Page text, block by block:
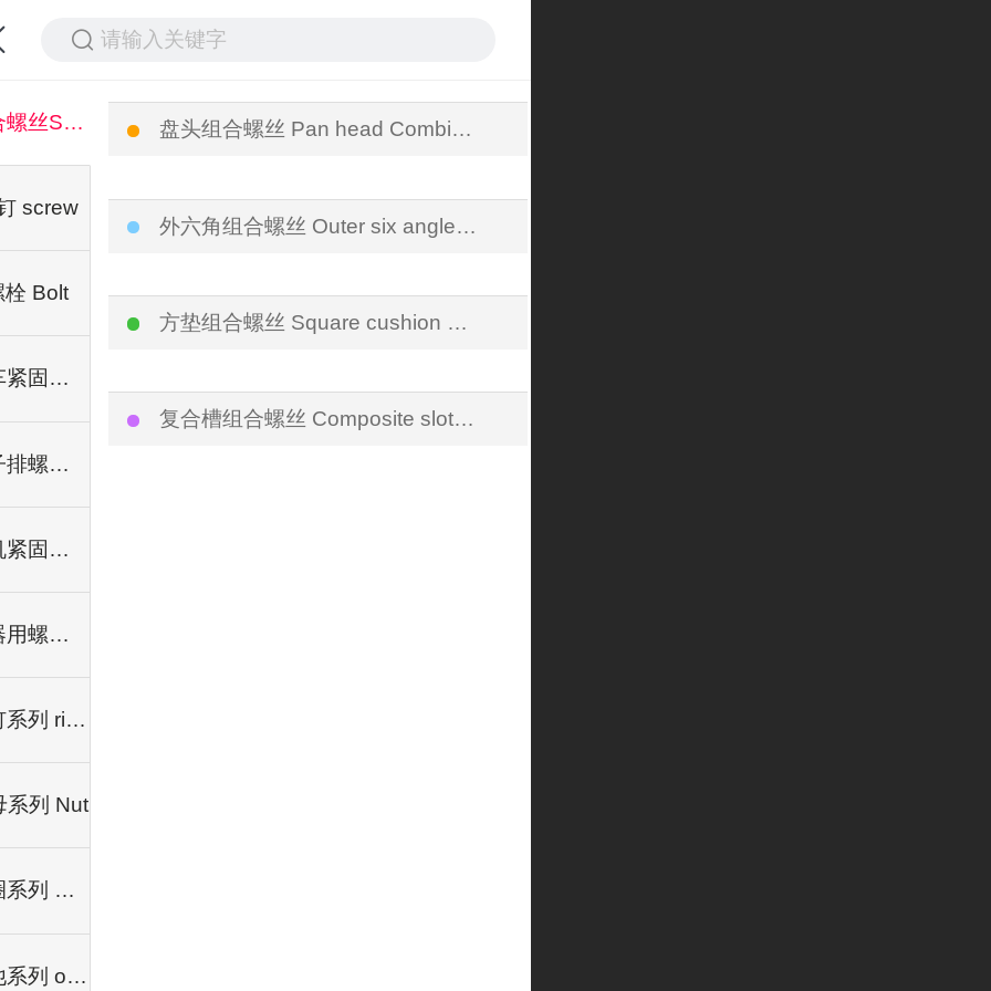
请输入关键字
组合螺丝Sems Screw
screw
栓 Bolt
汽车紧固件 Fastener
端子排螺丝 Terminal screw
农机紧固件 Agricultural machinery fasteners
电器用螺丝 Electric screw
铆钉系列 rivet
系列 Nut
垫圈系列 Washer
其他系列 others
盘头组合螺丝 Pan head Combination screws
外六角组合螺丝 Outer six angle combined screw
方垫组合螺丝 Square cushion combination screw
复合槽组合螺丝 Composite slot combined screw